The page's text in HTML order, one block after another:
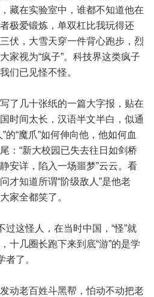
藏在实验室中，谁都不知道他在
极爱锻炼，单双杠比我玩得还
伏，大雪天穿一件背心跑步，烈
家视为“疯子”。科技界这类疯子
们已见怪不怪。
几十张纸的一篇大字报，贴在
时间太长，汉语半文半白，似通
的“魔爪”如何伸向他，他如何血
：“新大校园已失去往日如剑桥
安详，陷入一场噩梦”云云。看
才知道所谓“阶级敌人”是他老
家全都笑了。
这怪人，在当时中国，“怪”就
十几圈长跑下来到底“游”的是学
者了。
动老百姓斗黑帮，怕动不动把老